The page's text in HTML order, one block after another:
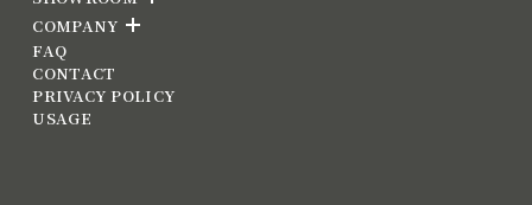
COMPANY
FAQ
CONTACT
PRIVACY POLICY
USAGE